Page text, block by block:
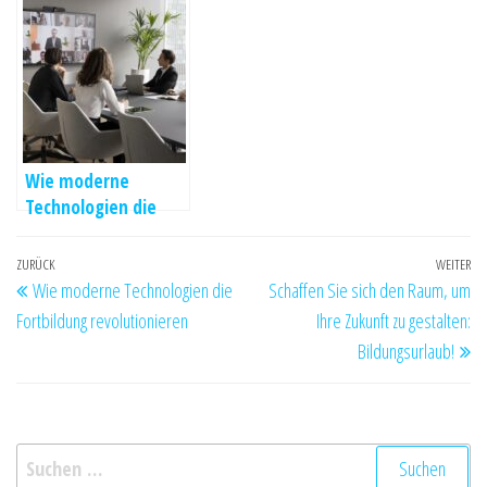
Wie moderne
Technologien die
revolutionieren
Beitragsnavigation
Vorheriger
Beitrag
ZURÜCK
Wie moderne Technologien die
Fortbildung revolutionieren
WEITER
Schaffen Sie sich den Raum, um
Ihre Zukunft zu gestalten:
Bildungsurlaub!
Suchen